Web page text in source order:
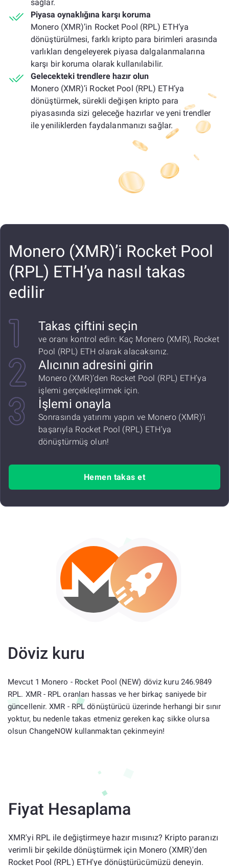
sağlar.
Piyasa oynaklığına karşı koruma
Monero (XMR)’in Rocket Pool (RPL) ETH’ya
dönüştürülmesi, farklı kripto para birimleri arasında
varlıkları dengeleyerek piyasa dalgalanmalarına
karşı bir koruma olarak kullanılabilir.
Gelecekteki trendlere hazır olun
Monero (XMR)’i Rocket Pool (RPL) ETH’ya
dönüştürmek, sürekli değişen kripto para
piyasasında sizi geleceğe hazırlar ve yeni trendler
ile yeniliklerden faydalanmanızı sağlar.
Monero (XMR)’i Rocket Pool
(RPL) ETH’ya nasıl takas
edilir
Takas çiftini seçin
ve oranı kontrol edin: Kaç Monero (XMR), Rocket
Pool (RPL) ETH olarak alacaksınız.
Alıcının adresini girin
Monero (XMR)’den Rocket Pool (RPL) ETH’ya
işlemi gerçekleştirmek için.
İşlemi onayla
Sonrasında yatırımı yapın ve Monero (XMR)’i
başarıyla Rocket Pool (RPL) ETH’ya
dönüştürmüş olun!
Hemen takas et
Döviz kuru
Mevcut 1 Monero - Rocket Pool (NEW) döviz kuru 246.9849
RPL. XMR - RPL oranları hassas ve her birkaç saniyede bir
güncellenir. XMR - RPL dönüştürücü üzerinde herhangi bir sınır
yoktur, bu nedenle takas etmeniz gereken kaç sikke olursa
olsun ChangeNOW kullanmaktan çekinmeyin!
Fiyat Hesaplama
XMR'yi RPL ile değiştirmeye hazır mısınız? Kripto paranızı
verimli bir şekilde dönüştürmek için Monero (XMR)'den
Rocket Pool (RPL) ETH'ye dönüştürücümüzü deneyin.